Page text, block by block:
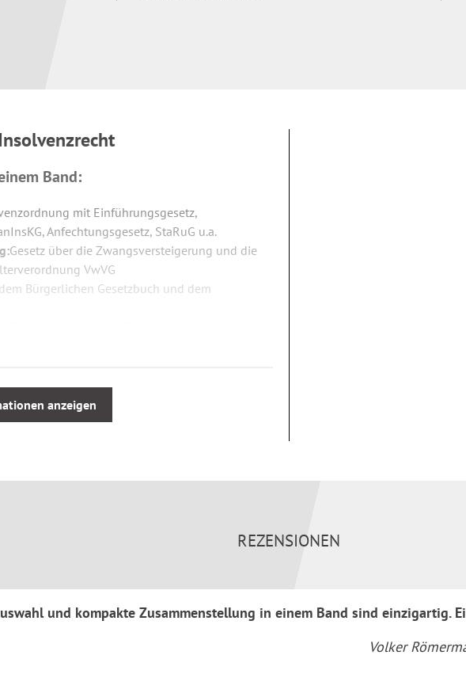
Band:
mit Einführungsgesetz,
Anfechtungsgesetz, StaRuG u.a.
Gesetz über die Zwangsversteigerung und die
VwVG
Bürgerlichen Gesetzbuch und dem
I, III, IV und V
inklusive
und dem Umsatzsteuergesetz
Rechtsanwaltschaft,
Wirtschaftsprüfung, Gerichte,
anzeigen
REZENSIONEN
und kompakte Zusammenstellung in einem Band sind einzigartig.
Volker